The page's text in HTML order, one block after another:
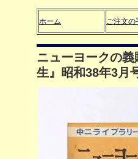
ホーム ご注文の
ニューヨークの
生』昭和38年3